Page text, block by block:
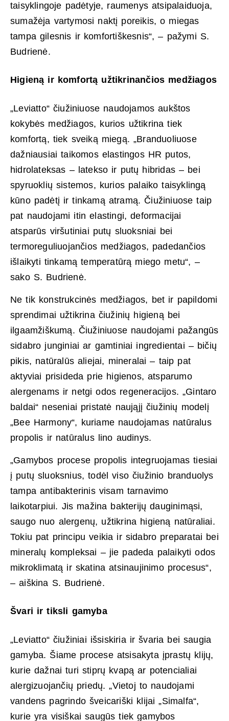
taisyklingoje padėtyje, raumenys atsipalaiduoja,
sumažėja vartymosi naktį poreikis, o miegas
tampa gilesnis ir komfortiškesnis“, – pažymi S.
Budrienė.
Higieną ir komfortą užtikrinančios medžiagos
„Leviatto“ čiužiniuose naudojamos aukštos
kokybės medžiagos, kurios užtikrina tiek
komfortą, tiek sveiką miegą. „Branduoliuose
dažniausiai taikomos elastingos HR putos,
hidrolateksas – latekso ir putų hibridas – bei
spyruoklių sistemos, kurios palaiko taisyklingą
kūno padėtį ir tinkamą atramą. Čiužiniuose taip
pat naudojami itin elastingi, deformacijai
atsparūs viršutiniai putų sluoksniai bei
termoreguliuojančios medžiagos, padedančios
išlaikyti tinkamą temperatūrą miego metu“, –
sako S. Budrienė.
Ne tik konstrukcinės medžiagos, bet ir papildomi
sprendimai užtikrina čiužinių higieną bei
ilgaamžiškumą. Čiužiniuose naudojami pažangūs
sidabro junginiai ar gamtiniai ingredientai – bičių
pikis, natūralūs aliejai, mineralai – taip pat
aktyviai prisideda prie higienos, atsparumo
alergenams ir netgi odos regeneracijos. „Gintaro
baldai“ neseniai pristatė naująjį čiužinių modelį
„Bee Harmony“, kuriame naudojamas natūralus
propolis ir natūralus lino audinys.
„Gamybos procese propolis integruojamas tiesiai
į putų sluoksnius, todėl viso čiužinio branduolys
tampa antibakterinis visam tarnavimo
laikotarpiui. Jis mažina bakterijų dauginimąsi,
saugo nuo alergenų, užtikrina higieną natūraliai.
Tokiu pat principu veikia ir sidabro preparatai bei
mineralų kompleksai – jie padeda palaikyti odos
mikroklimatą ir skatina atsinaujinimo procesus“,
– aiškina S. Budrienė.
Švari ir tiksli gamyba
„Leviatto“ čiužiniai išsiskiria ir švaria bei saugia
gamyba. Šiame procese atsisakyta įprastų klijų,
kurie dažnai turi stiprų kvapą ar potencialiai
alergizuojančių priedų. „Vietoj to naudojami
vandens pagrindo šveicariški klijai „Simalfa“,
kurie yra visiškai saugūs tiek gamybos